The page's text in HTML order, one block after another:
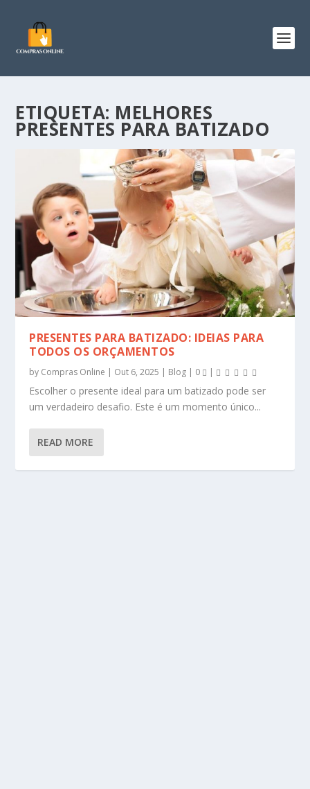
ETIQUETA: MELHORES
PRESENTES PARA BATIZADO
PRESENTES PARA BATIZADO: IDEIAS PARA
TODOS OS ORÇAMENTOS
by Compras Online | Out 6, 2025 | Blog | 0 |
Escolher o presente ideal para um batizado pode ser
um verdadeiro desafio. Este é um momento único...
READ MORE